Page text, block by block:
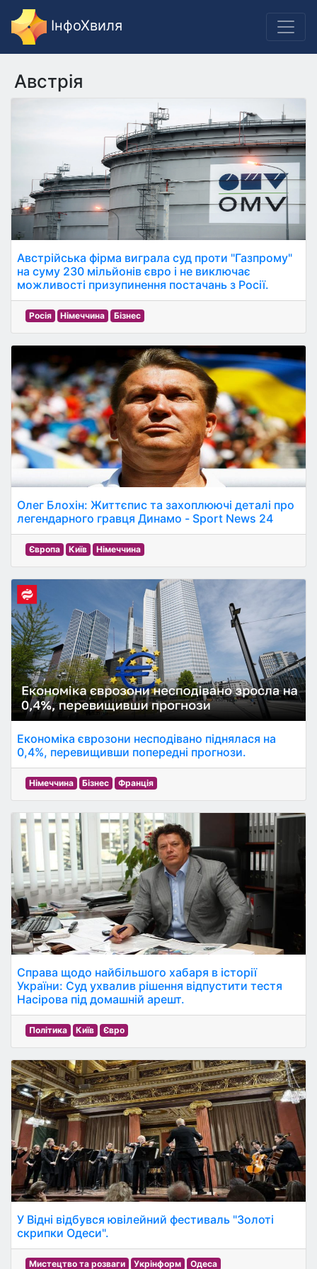
ІнфоХвиля
Австрія
Австрійська фірма виграла суд проти "Газпрому"
на суму 230 мільйонів євро і не виключає
можливості призупинення постачань з Росії.
Росія Німеччина Бізнес
Олег Блохін: Життєпис та захоплюючі деталі про
легендарного гравця Динамо - Sport News 24
Європа Київ Німеччина
Економіка єврозони несподівано піднялася на
0,4%, перевищивши попередні прогнози.
Німеччина Бізнес Франція
Справа щодо найбільшого хабаря в історії
України: Суд ухвалив рішення відпустити тестя
Насірова під домашній арешт.
Політика Київ Євро
У Відні відбувся ювілейний фестиваль "Золоті
скрипки Одеси".
Мистецтво та розваги Укрінформ Одеса